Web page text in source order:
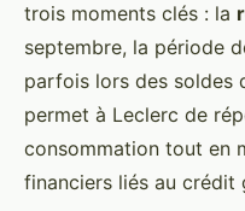
trois moments clés : la
septembre, la période
parfois lors des soldes
permet à Leclerc de
consommation tout en
financiers liés au crédit